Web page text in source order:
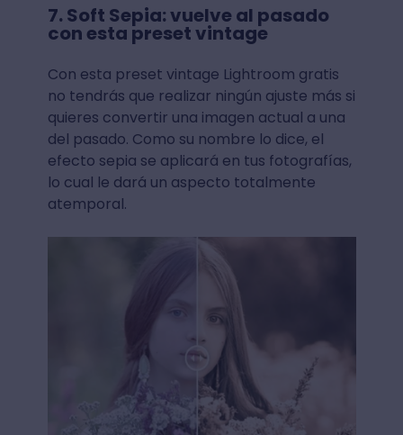
7. Soft Sepia: vuelve al pasado
con esta preset vintage
Con esta preset vintage Lightroom gratis
no tendrás que realizar ningún ajuste más si
quieres convertir una imagen actual a una
del pasado. Como su nombre lo dice, el
efecto sepia se aplicará en tus fotografías,
lo cual le dará un aspecto totalmente
atemporal.